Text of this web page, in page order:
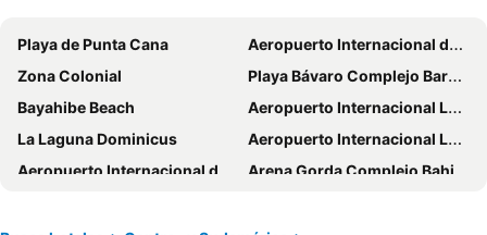
The Boat House
Tritón Hotel Boutique & Restaurant
Santo Domingo Bay Convention Resort & Casino
Brunei Hotel Boutique
Hotel Garant & Suites
Batey Hotel Boutique
Hotel Casa Coco
Hotel Restaurant Hamilton
Hotel El Tronco Inc
Hotel Aparta Bruno
Playa de Punta Cana
Aeropuerto Internacional de Punta Cana
Zona Colonial
Playa Bávaro Complejo Barceló Bávaro
Bayahibe Beach
Aeropuerto Internacional Las Américas
La Laguna Dominicus
Aeropuerto Internacional La Isabela
Aeropuerto Internacional de La Romana
Arena Gorda Complejo Bahia Principe Bavaro